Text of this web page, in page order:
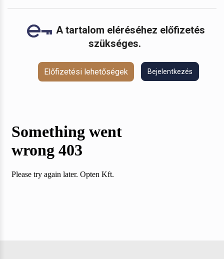
A tartalom eléréséhez előfizetés
szükséges.
Előfizetési lehetőségek Bejelentkezés